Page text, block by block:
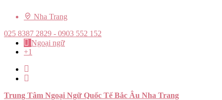
Nha Trang
025 8387 2829 - 0903 552 152
Ngoại ngữ
+1
Trung Tâm Ngoại Ngữ Quốc Tế Bắc Âu Nha Trang